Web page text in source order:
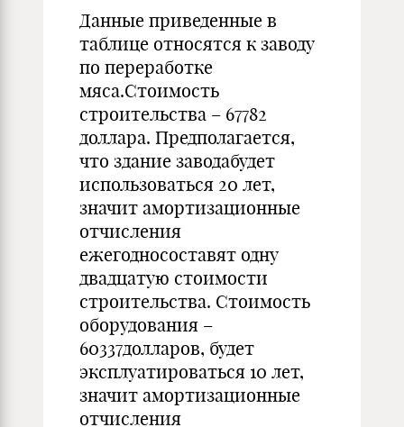
Данные приведенные в
таблице относятся к заводу
по переработке
мяса.Стоимость
строительства – 67782
доллара. Предполагается,
что здание заводабудет
использоваться 20 лет,
значит амортизационные
отчисления
ежегодносоставят одну
двадцатую стоимости
строительства. Стоимость
оборудования –
60337долларов, будет
эксплуатироваться 10 лет,
значит амортизационные
отчисления